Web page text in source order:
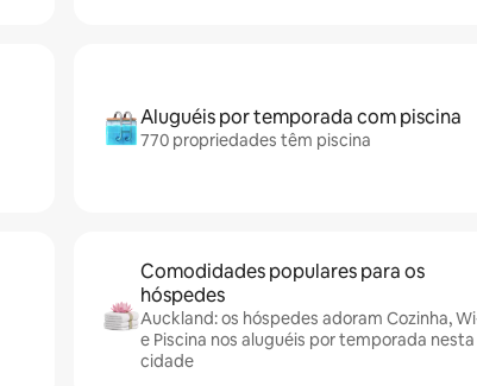
Aluguéis por temporada com piscina
770 propriedades têm piscina
Comodidades populares para os
hóspedes
Auckland: os hóspedes adoram Cozinha,
e Piscina nos aluguéis por temporada nesta
cidade